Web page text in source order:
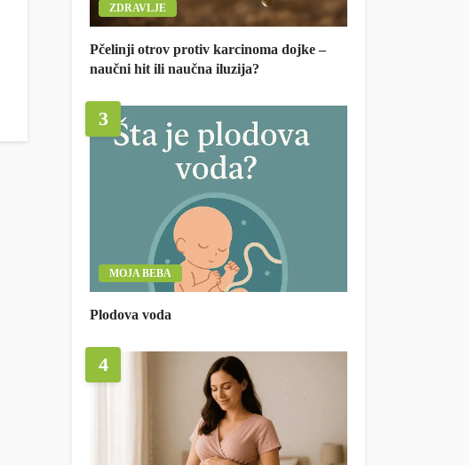
ZDRAVLJE
Pčelinji otrov protiv karcinoma dojke –
naučni hit ili naučna iluzija?
3
MOJA BEBA
Plodova voda
4